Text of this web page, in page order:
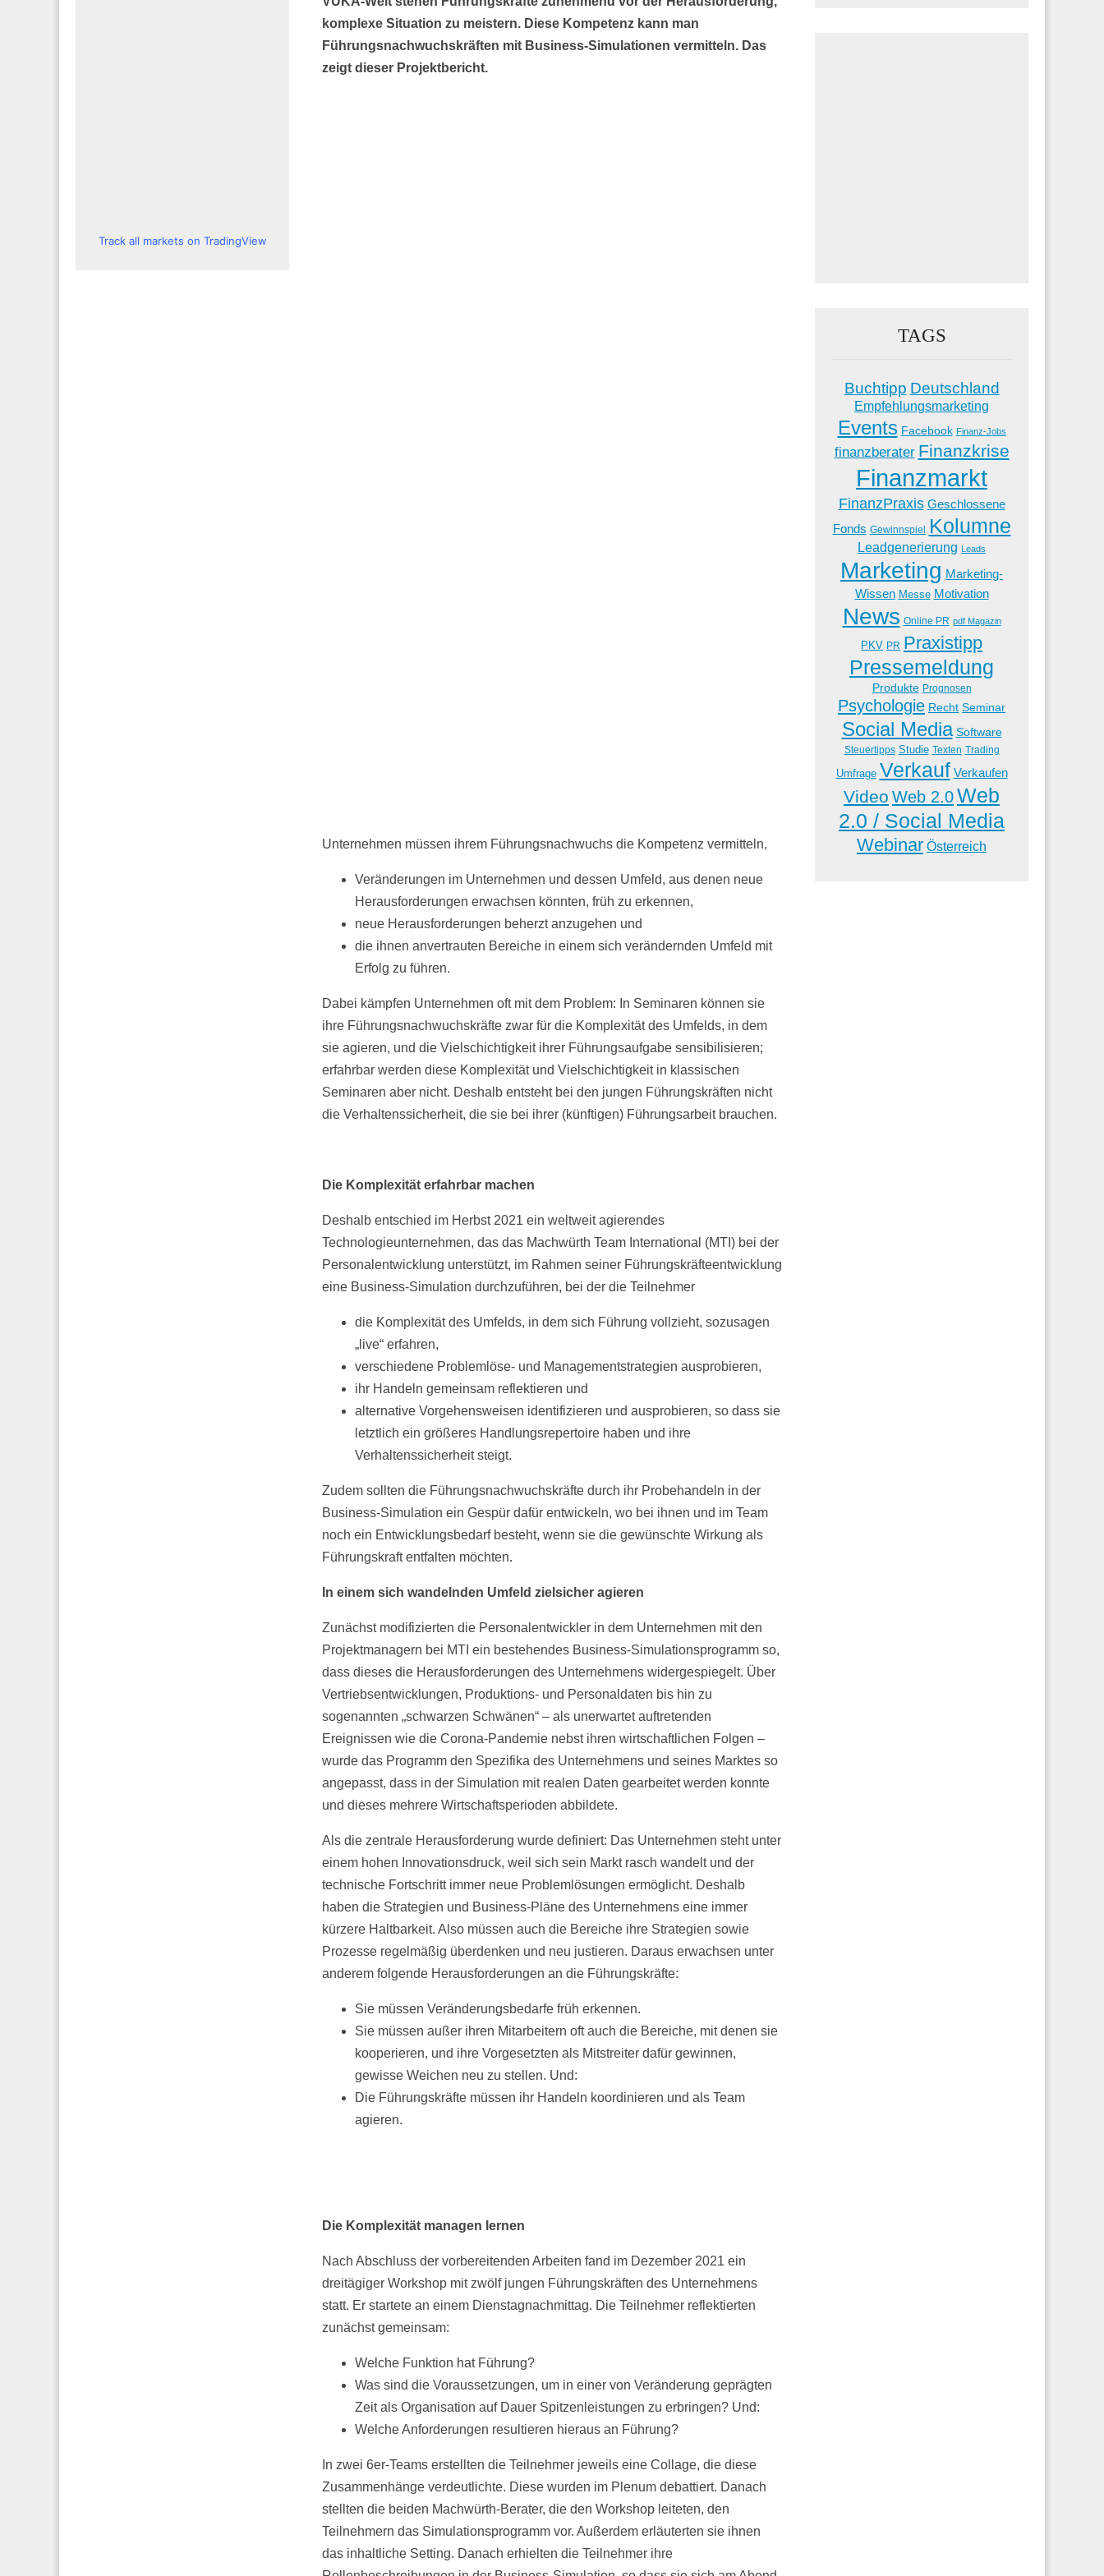
komplexe Situation zu meistern. Diese Kompetenz kann man
Führungsnachwuchskräften mit Business-Simulationen vermitteln. Das
zeigt dieser Projektbericht.
Unternehmen müssen ihrem Führungsnachwuchs die Kompetenz vermitteln,
Veränderungen im Unternehmen und dessen Umfeld, aus denen neue
Herausforderungen erwachsen könnten, früh zu erkennen,
neue Herausforderungen beherzt anzugehen und
die ihnen anvertrauten Bereiche in einem sich verändernden Umfeld mit
Erfolg zu führen.
Dabei kämpfen Unternehmen oft mit dem Problem: In Seminaren können sie
ihre Führungsnachwuchskräfte zwar für die Komplexität des Umfelds, in dem
sie agieren, und die Vielschichtigkeit ihrer Führungsaufgabe sensibilisieren;
erfahrbar werden diese Komplexität und Vielschichtigkeit in klassischen
Seminaren aber nicht. Deshalb entsteht bei den jungen Führungskräften nicht
die Verhaltenssicherheit, die sie bei ihrer (künftigen) Führungsarbeit brauchen.
Die Komplexität erfahrbar machen
Deshalb entschied im Herbst 2021 ein weltweit agierendes
Technologieunternehmen, das das Machwürth Team International (MTI) bei der
Personalentwicklung unterstützt, im Rahmen seiner Führungskräfteentwicklung
eine Business-Simulation durchzuführen, bei der die Teilnehmer
die Komplexität des Umfelds, in dem sich Führung vollzieht, sozusagen
„live“ erfahren,
verschiedene Problemlöse- und Managementstrategien ausprobieren,
ihr Handeln gemeinsam reflektieren und
alternative Vorgehensweisen identifizieren und ausprobieren, so dass sie
letztlich ein größeres Handlungsrepertoire haben und ihre
Verhaltenssicherheit steigt.
Zudem sollten die Führungsnachwuchskräfte durch ihr Probehandeln in der
Business-Simulation ein Gespür dafür entwickeln, wo bei ihnen und im Team
noch ein Entwicklungsbedarf besteht, wenn sie die gewünschte Wirkung als
Führungskraft entfalten möchten.
In einem sich wandelnden Umfeld zielsicher agieren
Zunächst modifizierten die Personalentwickler in dem Unternehmen mit den
Projektmanagern bei MTI ein bestehendes Business-Simulationsprogramm so,
dass dieses die Herausforderungen des Unternehmens widergespiegelt. Über
Vertriebsentwicklungen, Produktions- und Personaldaten bis hin zu
sogenannten „schwarzen Schwänen“ – als unerwartet auftretenden
Ereignissen wie die Corona-Pandemie nebst ihren wirtschaftlichen Folgen –
wurde das Programm den Spezifika des Unternehmens und seines Marktes so
angepasst, dass in der Simulation mit realen Daten gearbeitet werden konnte
und dieses mehrere Wirtschaftsperioden abbildete.
Als die zentrale Herausforderung wurde definiert: Das Unternehmen steht unter
einem hohen Innovationsdruck, weil sich sein Markt rasch wandelt und der
technische Fortschritt immer neue Problemlösungen ermöglicht. Deshalb
haben die Strategien und Business-Pläne des Unternehmens eine immer
kürzere Haltbarkeit. Also müssen auch die Bereiche ihre Strategien sowie
Prozesse regelmäßig überdenken und neu justieren. Daraus erwachsen unter
anderem folgende Herausforderungen an die Führungskräfte:
Sie müssen Veränderungsbedarfe früh erkennen.
Sie müssen außer ihren Mitarbeitern oft auch die Bereiche, mit denen sie
kooperieren, und ihre Vorgesetzten als Mitstreiter dafür gewinnen,
gewisse Weichen neu zu stellen. Und:
Die Führungskräfte müssen ihr Handeln koordinieren und als Team
agieren.
Die Komplexität managen lernen
Nach Abschluss der vorbereitenden Arbeiten fand im Dezember 2021 ein
dreitägiger Workshop mit zwölf jungen Führungskräften des Unternehmens
statt. Er startete an einem Dienstagnachmittag. Die Teilnehmer reflektierten
zunächst gemeinsam:
Welche Funktion hat Führung?
Was sind die Voraussetzungen, um in einer von Veränderung geprägten
Zeit als Organisation auf Dauer Spitzenleistungen zu erbringen? Und:
Welche Anforderungen resultieren hieraus an Führung?
In zwei 6er-Teams erstellten die Teilnehmer jeweils eine Collage, die diese
Zusammenhänge verdeutlichte. Diese wurden im Plenum debattiert. Danach
stellten die beiden Machwürth-Berater, die den Workshop leiteten, den
Teilnehmern das Simulationsprogramm vor. Außerdem erläuterten sie ihnen
das inhaltliche Setting. Danach erhielten die Teilnehmer ihre
Track all markets on TradingView
TAGS
Buchtipp Deutschland
Empfehlungsmarketing
Events Facebook Finanz-Jobs
finanzberater Finanzkrise
Finanzmarkt
FinanzPraxis Geschlossene
Fonds Gewinnspiel Kolumne
Leadgenerierung Leads
Marketing Marketing-
Wissen Messe Motivation
News Online PR pdf Magazin
PKV PR Praxistipp
Pressemeldung
Produkte Prognosen
Psychologie Recht Seminar
Social Media Software
Steuertipps Studie Texten Trading
Umfrage Verkauf Verkaufen
Video Web 2.0Web
2.0 / Social Media
Webinar Österreich